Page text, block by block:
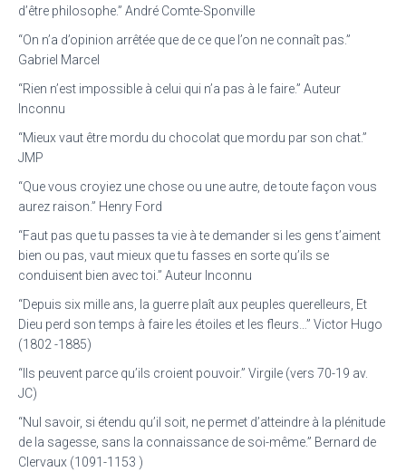
d’être philosophe.” André Comte-Sponville
“On n’a d’opinion arrêtée que de ce que l’on ne connaît pas.”
Gabriel Marcel
“Rien n’est impossible à celui qui n’a pas à le faire.” Auteur
Inconnu
“Mieux vaut être mordu du chocolat que mordu par son chat.”
JMP
“Que vous croyiez une chose ou une autre, de toute façon vous
aurez raison.” Henry Ford
“Faut pas que tu passes ta vie à te demander si les gens t’aiment
bien ou pas, vaut mieux que tu fasses en sorte qu’ils se
conduisent bien avec toi.” Auteur Inconnu
“Depuis six mille ans, la guerre plaît aux peuples querelleurs, Et
Dieu perd son temps à faire les étoiles et les fleurs…” Victor Hugo
(1802 -1885)
“Ils peuvent parce qu’ils croient pouvoir.” Virgile (vers 70-19 av.
JC)
“Nul savoir, si étendu qu’il soit, ne permet d’atteindre à la plénitude
de la sagesse, sans la connaissance de soi-même.” Bernard de
Clervaux (1091-1153 )